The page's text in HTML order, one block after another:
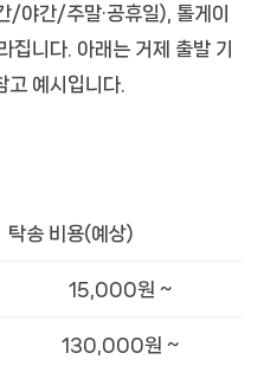
/야간/주말·공휴일), 톨게이
집니다. 아래는 거제 출발 기
고 예시입니다.
탁송 비용(예상)
15,000원 ~
130,000원 ~